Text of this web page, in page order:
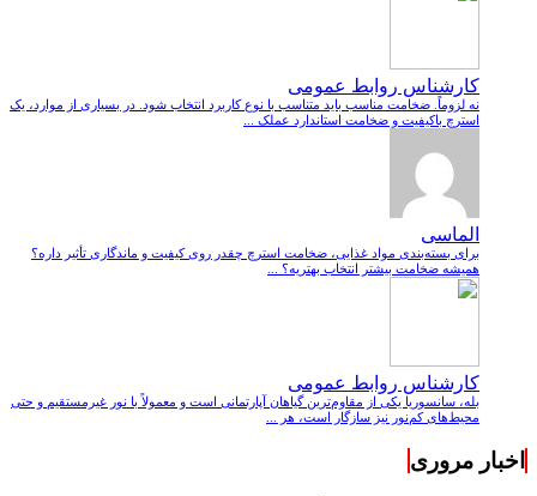
کارشناس روابط عمومی
نه لزوماً. ضخامت مناسب باید متناسب با نوع کاربرد انتخاب شود. در بسیاری از موارد، یک
استرچ باکیفیت و ضخامت استاندارد عملک ...
الماسی
برای بسته‌بندی مواد غذایی، ضخامت استرچ چقدر روی کیفیت و ماندگاری تأثیر داره؟
همیشه ضخامت بیشتر انتخاب بهتریه؟ ...
کارشناس روابط عمومی
بله، سانسوریا یکی از مقاوم‌ترین گیاهان آپارتمانی است و معمولاً با نور غیرمستقیم و حتی
محیط‌های کم‌نور نیز سازگار است، هر ...
اخبار مروری